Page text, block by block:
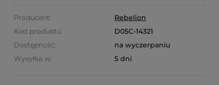
Producent:
Rebelion
Kod produktu:
D05C-14321
Dostępność:
na wyczerpaniu
Wysyłka w:
5 dni